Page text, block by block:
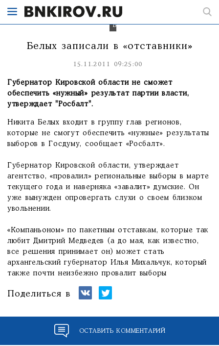
Никиты
Белых.
Белых записали в «отставники»
15.11.2011 09:25:00
Губернатор Кировской области не сможет
обеспечить «нужный» результат партии власти,
утверждает "Росбалт".
Никита Белых входит в группу глав регионов,
которые не смогут обеспечить «нужные» результаты
выборов в Госдуму, сообщает «Росбалт».
Губернатор Кировской области, утверждает
агентство, «провалил» региональные выборы в марте
текущего года и наверняка «завалит» думские. Он
уже вынужден опровергать слухи о своем близком
увольнении.
«Компаньоном» по пакетным отставкам, которые так
любит Дмитрий Медведев (а до мая, как известно,
все решения принимает он) может стать
архангельский губернатор Илья Михальчук, который
также почти неизбежно провалит выборы
Поделиться в
ОСТАВИТЬ КОММЕНТАРИЙ